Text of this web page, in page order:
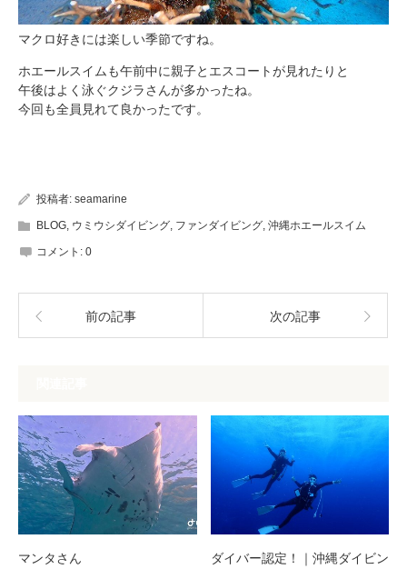
マクロ好きには楽しい季節ですね。
ホエールスイムも午前中に親子とエスコートが見れたりと
午後はよく泳ぐクジラさんが多かったね。
今回も全員見れて良かったです。
投稿者: seamarine
BLOG, ウミウシダイビング, ファンダイビング, 沖縄ホエールスイム
コメント: 0
前の記事 次の記事
マンタさん
ダイバー認定！｜沖縄ダイビン